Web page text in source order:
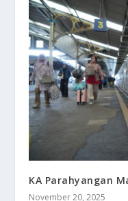
KA Parahyangan
November 20, 2025